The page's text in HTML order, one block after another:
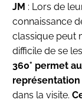
JM : Lors de
connaissance
classique peut
difficile de se
360° permet
représentation
dans la visite.